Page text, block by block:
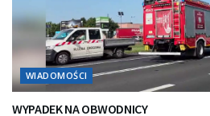
WIADOMOŚCI
WYPADEK NA OBWODNICY